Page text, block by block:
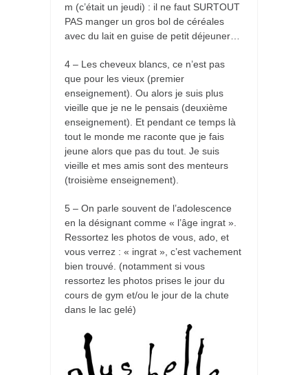
m (c’était un jeudi) : il ne faut SURTOUT
PAS manger un gros bol de céréales
avec du lait en guise de petit déjeuner…
4 – Les cheveux blancs, ce n’est pas
que pour les vieux (premier
enseignement). Ou alors je suis plus
vieille que je ne le pensais (deuxième
enseignement). Et pendant ce temps là
tout le monde me raconte que je fais
jeune alors que pas du tout. Je suis
vieille et mes amis sont des menteurs
(troisième enseignement).
5 – On parle souvent de l’adolescence
en la désignant comme « l’âge ingrat ».
Ressortez les photos de vous, ado, et
vous verrez : « ingrat », c’est vachement
bien trouvé. (notamment si vous
ressortez les photos prises le jour du
cours de gym et/ou le jour de la chute
dans le lac gelé)